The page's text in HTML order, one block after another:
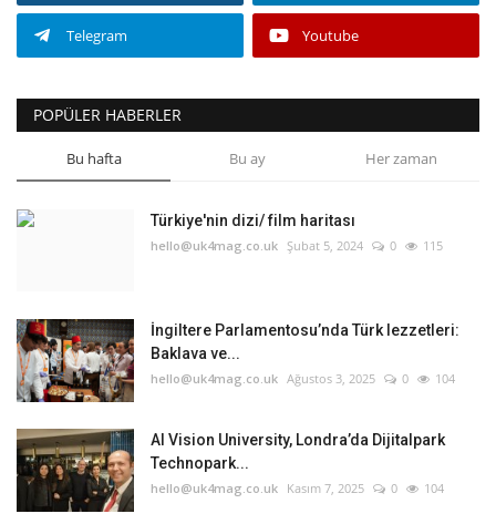
Telegram Youtube
POPÜLER HABERLER
Bu hafta Bu ay Her zaman
Türkiye'nin dizi/ film haritası
hello@uk4mag.co.uk Şubat 5, 2024 0 115
İngiltere Parlamentosu’nda Türk lezzetleri:
Baklava ve...
hello@uk4mag.co.uk Ağustos 3, 2025 0 104
AI Vision University, Londra’da Dijitalpark
Technopark...
hello@uk4mag.co.uk Kasım 7, 2025 0 104